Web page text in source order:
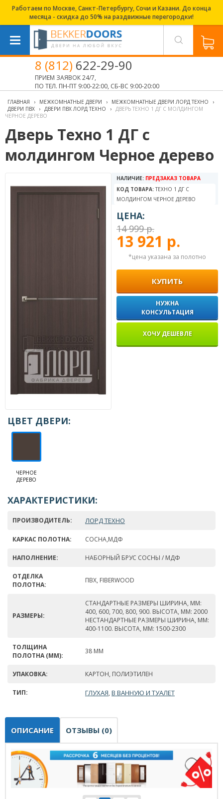
Работаем по Москве, Санкт-Петербургу, Сочи и Казани. До конца
месяца - скидка до 50% на раздвижные перегородки!
8 (812) 622-29-90
ПРИЕМ ЗАЯВОК 24/7,
ПО ТЕЛ. ПН-ПТ 9:00-22:00, СБ-ВС 9:00-20:00
ГЛАВНАЯ › МЕЖКОМНАТНЫЕ ДВЕРИ › МЕЖКОМНАТНЫЕ ДВЕРИ ЛОРД ТЕХНО
›
ДВЕРИ ПВХ
› ДВЕРИ ПВХ ЛОРД ТЕХНО › ДВЕРЬ ТЕХНО 1 ДГ С МОЛДИНГОМ
ЧЕРНОЕ ДЕРЕВО
Дверь Техно 1 ДГ с
молдингом Черное дерево
НАЛИЧИЕ: ПРЕДЗАКАЗ ТОВАРА
КОД ТОВАРА: ТЕХНО 1 ДГ С
МОЛДИНГОМ ЧЕРНОЕ ДЕРЕВО
ЦЕНА:
14 999 р.
13 921 р.
*цена указана за полотно
КУПИТЬ
НУЖНА
КОНСУЛЬТАЦИЯ
ХОЧУ ДЕШЕВЛЕ
ЦВЕТ ДВЕРИ:
ЧЕРНОЕ
ДЕРЕВО
ХАРАКТЕРИСТИКИ:
ПРОИЗВОДИТЕЛЬ: ЛОРД ТЕХНО
КАРКАС ПОЛОТНА: СОСНА,МДФ
НАПОЛНЕНИЕ: НАБОРНЫЙ БРУС СОСНЫ / МДФ
ОТДЕЛКА
ПОЛОТНА:
ПВХ, FIBERWOOD
РАЗМЕРЫ:
СТАНДАРТНЫЕ РАЗМЕРЫ ШИРИНА, ММ:
400, 600, 700, 800, 900. ВЫСОТА, ММ: 2000
НЕСТАНДАРТНЫЕ РАЗМЕРЫ ШИРИНА, ММ:
400-1100. ВЫСОТА, ММ: 1500-2300
ТОЛЩИНА
ПОЛОТНА (ММ):
38 ММ
УПАКОВКА: КАРТОН, ПОЛИЭТИЛЕН
ТИП: ГЛУХАЯ, В ВАННУЮ И ТУАЛЕТ
ОПИСАНИЕ ОТЗЫВЫ (0)